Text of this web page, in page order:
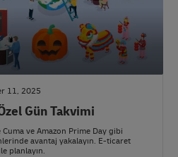
11, 2025
Gün Takvimi
ve Amazon Prime Day gibi
avantaj yakalayın. E-ticaret
planlayın.